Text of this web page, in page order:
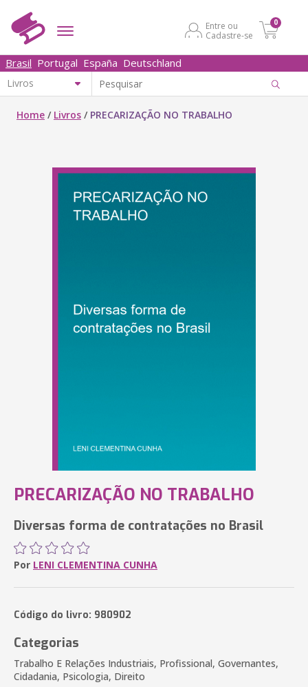
Entre ou
Cadastre-se
0
Brasil Portugal España Deutschland
Home / Livros / PRECARIZAÇÃO NO TRABALHO
PRECARIZAÇÃO NO TRABALHO
Diversas forma de contratações no Brasil
Por LENI CLEMENTINA CUNHA
Código do livro: 980902
Categorias
Trabalho E Relações Industriais, Profissional, Governantes,
Cidadania, Psicologia, Direito